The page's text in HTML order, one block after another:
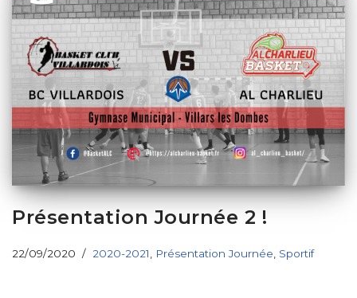
Présentation Journée 2 !
22/09/2020 2020-2021 Présentation Journée Sportif